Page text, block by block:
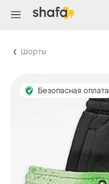
Шорты
Безопасная оплата